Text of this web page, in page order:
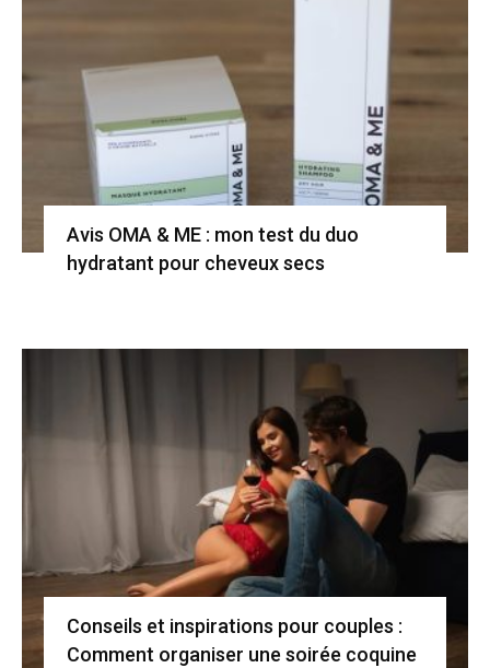
Avis OMA & ME : mon test du duo
hydratant pour cheveux secs
Conseils et inspirations pour couples :
Comment organiser une soirée coquine